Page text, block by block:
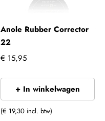
Anole Rubber Corrector
22
€ 15,95
+ In winkelwagen
(€ 19,30 incl. btw)